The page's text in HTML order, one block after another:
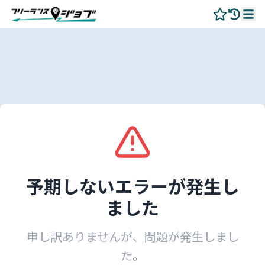
予期しないエラーが発生し
ました
申し訳ありませんが、問題が発生しまし
た。